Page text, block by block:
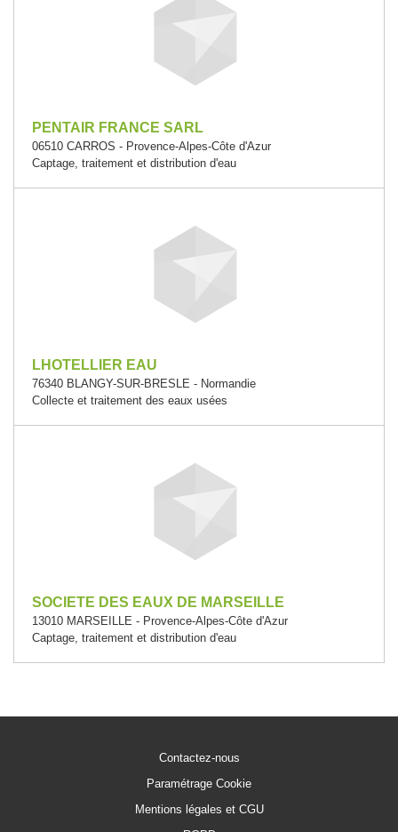
PENTAIR FRANCE SARL
06510 CARROS - Provence-Alpes-Côte d'Azur
Captage, traitement et distribution d'eau
LHOTELLIER EAU
76340 BLANGY-SUR-BRESLE - Normandie
Collecte et traitement des eaux usées
SOCIETE DES EAUX DE MARSEILLE
13010 MARSEILLE - Provence-Alpes-Côte d'Azur
Captage, traitement et distribution d'eau
Contactez-nous
Paramétrage Cookie
Mentions légales et CGU